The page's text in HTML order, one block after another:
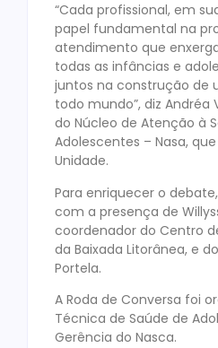
“Cada profissional, em
papel fundamental na
atendimento que
todas as infâncias e
juntos na construção de
todo mundo”, diz Andréa
do Núcleo de Atenção à
Adolescentes – Nasa,
Unidade.
Para enriquecer o
com a presença de
coordenador do Centro
da Baixada Litorânea, e
Portela.
A Roda de Conversa foi
Técnica de Saúde de
Gerência do Nasca.